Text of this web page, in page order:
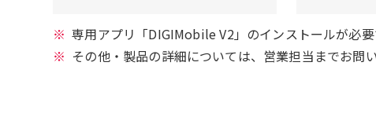
専用アプリ「DIGIMobile V2」のインストールが必要
その他・製品の詳細については、営業担当までお問